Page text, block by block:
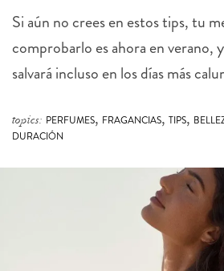
Si aún no crees en estos tips, tu
comprobarlo es ahora en verano,
salvará incluso en los días más
topics: PERFUMES, FRAGANCIAS, TIPS,
DURACIÓN